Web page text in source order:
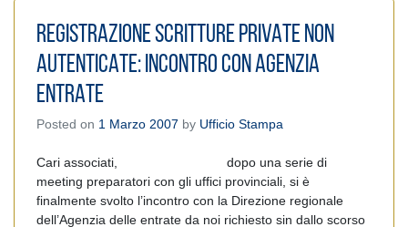
REGISTRAZIONE SCRITTURE PRIVATE NON
AUTENTICATE: INCONTRO CON AGENZIA
ENTRATE
Posted on 1 Marzo 2007 by Ufficio Stampa
Cari associati, dopo una serie di
meeting preparatori con gli uffici provinciali, si è
finalmente svolto l’incontro con la Direzione regionale
dell’Agenzia delle entrate da noi richiesto sin dallo scorso